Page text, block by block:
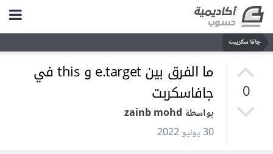
جافا سكريبت
0
ما الفرق بين e.target و this في
جافاسكربت
بواسطة zainb mohd
30 يوليو 2022